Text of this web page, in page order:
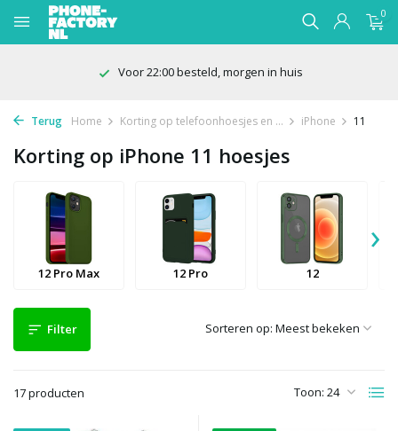
0
Voor 22:00 besteld, morgen in huis
Terug Home Korting op telefoonhoesjes en ... iPhone 11
Korting op iPhone 11 hoesjes
12 Pro Max 12 Pro 12
›
Filter
17 producten Toon:
Sorteren op: